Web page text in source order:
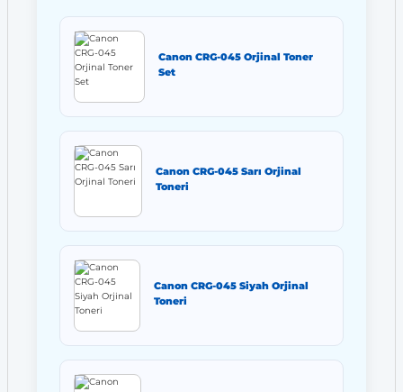
Canon CRG-045 Orjinal Toner
Set
Canon CRG-045 Sarı Orjinal
Toneri
Canon CRG-045 Siyah Orjinal
Toneri